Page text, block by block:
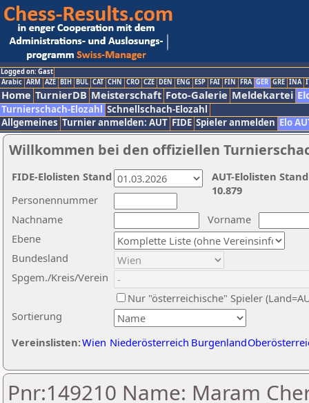
Logged on: Gast
Arabic ARM AZE BIH BUL CAT CHN CRO CZE DEN ENG ESP FAI FIN FRA GER GRE INA
Home TurnierDB Meisterschaft Foto-Galerie Meldekartei
Turnierschach-Elozahl Schnellschach-Elozahl
Allgemeines Turnier anmelden: AUT FIDE Spieler anmelden Elo
Willkommen bei den offiziellen
Nachname
Vorname
Ebene
Sortierung
Personennummer
Bundesland
Spgem./Kreis/Verein
Nur "österreichische" Spieler
Vereinslisten:Wien Niederösterreich Burgenland
AUT-Elolisten
10.879
FIDE-Elolisten Stand
Pnr:149210 Name: Maram